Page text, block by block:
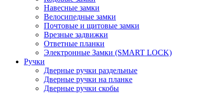
Навесные замки
Велосипедные замки
Почтовые и щитовые замки
Врезные задвижки
Ответные планки
Электронные Замки (SMART LOCK)
Ручки
Дверные ручки раздельные
Дверные ручки на планке
Дверные ручки скобы